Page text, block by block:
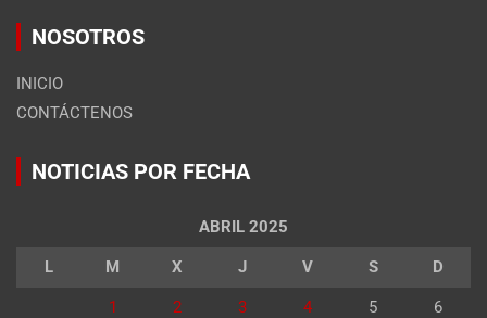
NOSOTROS
INICIO
CONTÁCTENOS
NOTICIAS POR FECHA
ABRIL 2025
L M X J V S D
1 2 3 4 5 6